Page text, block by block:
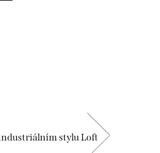
stylu Loft